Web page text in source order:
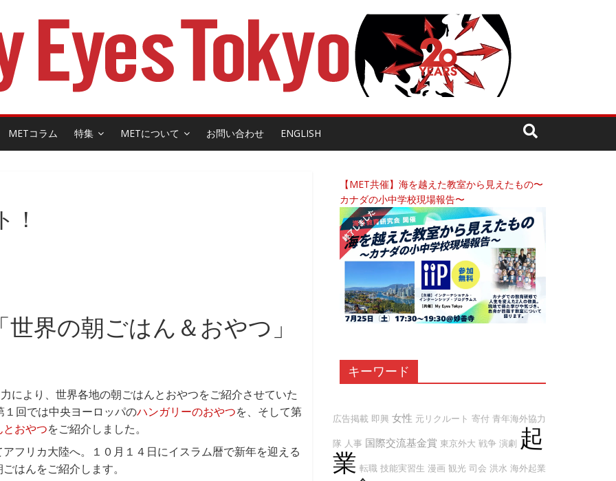
METコラム 特集 METについて お問い合わせ ENGLISH
界の朝ごはん＆おやつ」
により、世界各地の朝ごはんとおやつをご紹介させていた
回では中央ヨーロッパのハンガリーのおやつを、そして第
おやつをご紹介しました。
フリカ大陸へ。１０月１４日にイスラム暦で新年を迎える
はんをご紹介します。
【MET共催】海を越えた教室から見えたもの〜
カナダの小中学校現場報告〜
キーワード
広告掲載 即興 女性 元リクルート 寄付 青年海外協力
隊 人事 国際交流基金賞 東京外大 戦争 演劇 起
業 転職 技能実習生 漫画 観光 司会 洪水 海外起業